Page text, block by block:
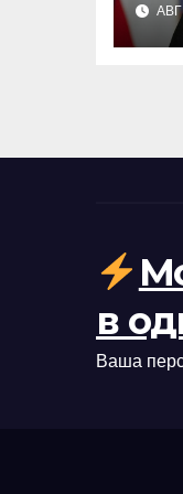
АВГ
в
Ваша